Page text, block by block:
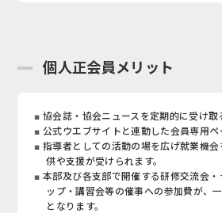
個人正会員メリット
協会誌・協会ニュースを定期的に受け取
公式ウエブサイトと連動した会員専用ペ
指導者としての活動の場を広げ就業機
供や支援が受けられます。
本部及び各支部で開催する研修交流会
ップ・講習会等の催事への参加費が、
となります。